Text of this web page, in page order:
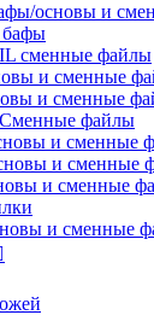
основы и
сменные файлы
и сменные
и сменные
файлы
и сменные
и сменные
и сменные
и сменные